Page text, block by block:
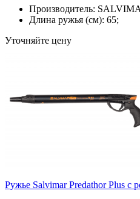
Производитель:
Длина ружья (см): 65;
Уточняйте цену
Ружье Salvimar Predathor Plus с